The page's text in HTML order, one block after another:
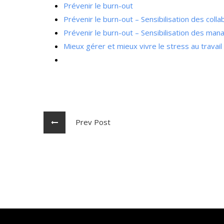
Prévenir le burn-out
Prévenir le burn-out – Sensibilisation des
Prévenir le burn-out – Sensibilisation des
Mieux gérer et mieux vivre le stress au travail
Prev Post